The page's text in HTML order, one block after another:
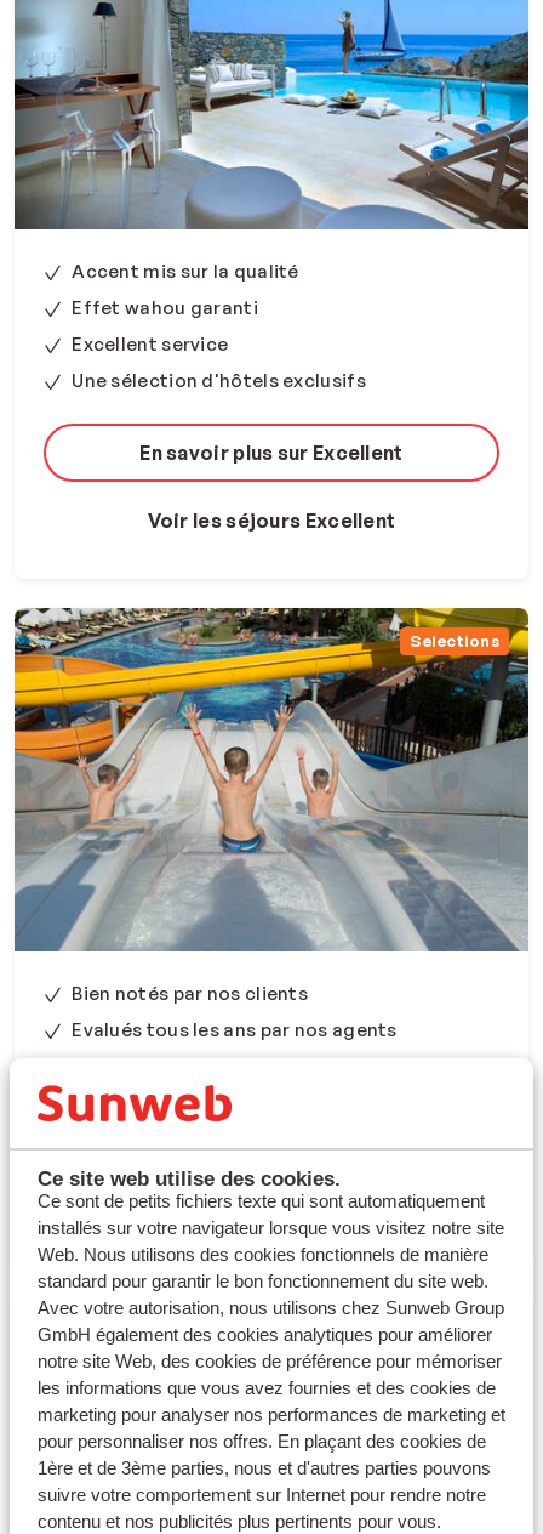
Ce site web utilise des cookies.
Ce sont de petits fichiers texte qui sont automatiquement
installés sur votre navigateur lorsque vous visitez notre site
Web. Nous utilisons des cookies fonctionnels de manière
standard pour garantir le bon fonctionnement du site web.
Avec votre autorisation, nous utilisons chez Sunweb Group
GmbH également des cookies analytiques pour améliorer
notre site Web, des cookies de préférence pour mémoriser
les informations que vous avez fournies et des cookies de
marketing pour analyser nos performances de marketing et
pour personnaliser nos offres. En plaçant des cookies de
1ère et de 3ème parties, nous et d'autres parties pouvons
suivre votre comportement sur Internet pour rendre notre
contenu et nos publicités plus pertinents pour vous.
Accent mis sur la qualité
Effet wahou garanti
Excellent service
Une sélection d'hôtels exclusifs
En savoir plus sur Excellent
Voir les séjours Excellent
Selections
Bien notés par nos clients
Evalués tous les ans par nos agents
Voir les séjours Selections
Boutique